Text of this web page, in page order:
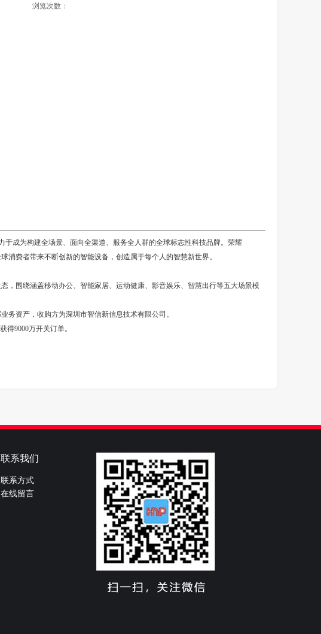
浏览次数：
成为构建全场景、面向全渠道、服务全人群的全球标志性科技品牌。荣耀
费者带来不断创新的智能设备，创造属于每个人的智慧新世界。
，围绕涵盖移动办公、智能家居、运动健康、影音娱乐、智慧出行等五大场景模
务资产，收购方为深圳市智信新信息技术有限公司。
得9000万开关订单。
联系我们
联系方式
在线留言